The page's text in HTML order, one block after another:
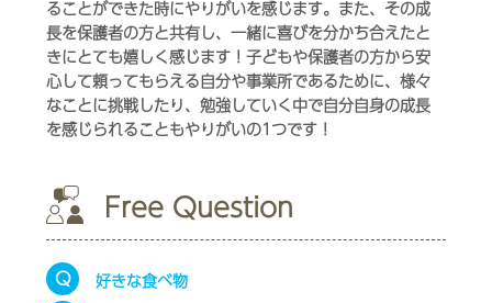
ることができた時にやりがいを感じます。また、その成
長を保護者の方と共有し、一緒に喜びを分かち合えたと
きにとても嬉しく感じます！子どもや保護者の方から安
心して頼ってもらえる自分や事業所であるために、様々
なことに挑戦したり、勉強していく中で自分自身の成長
を感じられることもやりがいの1つです！
Free Question
Q
好きな食べ物